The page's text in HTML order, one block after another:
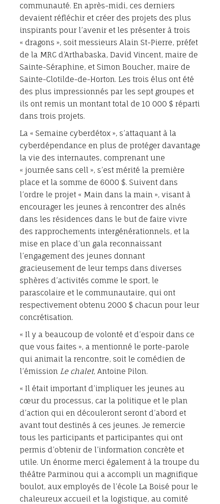
communauté. En après-midi, ces derniers
devaient réfléchir et créer des projets des plus
inspirants pour l’avenir et les présenter à trois
« dragons », soit messieurs Alain St-Pierre, préfet
de la MRC d’Arthabaska, David Vincent, maire de
Sainte-Séraphine, et Simon Boucher, maire de
Sainte-Clotilde-de-Horton. Les trois élus ont été
des plus impressionnés par les sept groupes et
ils ont remis un montant total de 10 000 $ réparti
dans trois projets.
La « Semaine cyberdétox », s’attaquant à la
cyberdépendance en plus de protéger davantage
la vie des internautes, comprenant une
« journée sans cell », s’est mérité la première
place et la somme de 6000 $. Suivent dans
l’ordre le projet « Main dans la main », visant à
encourager les jeunes à rencontrer des aînés
dans les résidences dans le but de faire vivre
des rapprochements intergénérationnels, et la
mise en place d’un gala reconnaissant
l’engagement des jeunes donnant
gracieusement de leur temps dans diverses
sphères d’activités comme le sport, le
parascolaire et le communautaire, qui ont
respectivement obtenu 2000 $ chacun pour leur
concrétisation.
« Il y a beaucoup de volonté et d’espoir dans ce
que vous faites », a mentionné le porte-parole
qui animait la rencontre, soit le comédien de
l’émission Le chalet, Antoine Pilon.
« Il était important d’impliquer les jeunes au
cœur du processus, car la politique et le plan
d’action qui en découleront seront d’abord et
avant tout destinés à ces jeunes. Je remercie
tous les participants et participantes qui ont
permis d’obtenir de l’information concrète et
utile. Un énorme merci également à la troupe du
théâtre Parminou qui a accompli un magnifique
boulot, aux employés de l’école La Boisé pour le
chaleureux accueil et la logistique, au comité